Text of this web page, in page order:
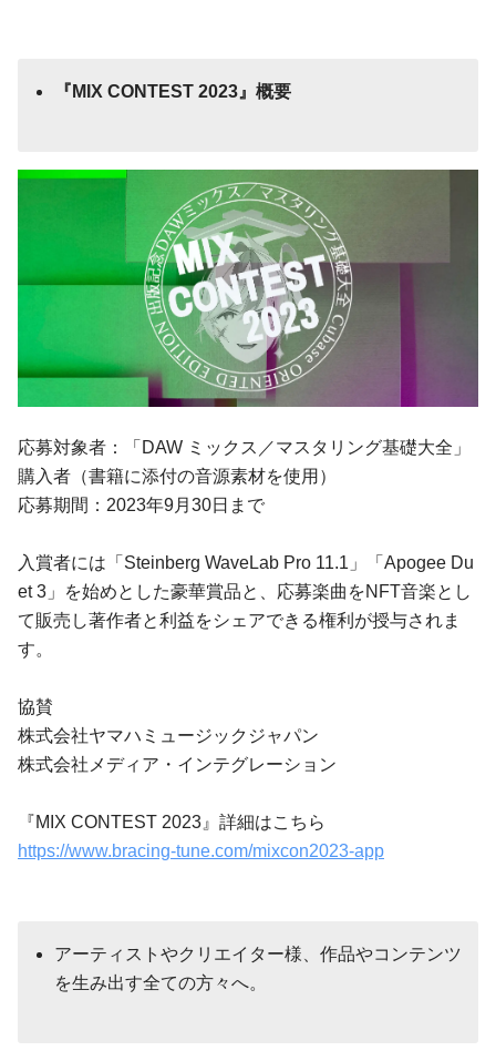
『MIX CONTEST 2023』概要
応募対象者：「DAW ミックス／マスタリング基礎大全」
購入者（書籍に添付の音源素材を使用）
応募期間：2023年9月30日まで
入賞者には「Steinberg WaveLab Pro 11.1」「Apogee Du
et 3」を始めとした豪華賞品と、応募楽曲をNFT音楽とし
て販売し著作者と利益をシェアできる権利が授与されま
す。
協賛
株式会社ヤマハミュージックジャパン
株式会社メディア・インテグレーション
『MIX CONTEST 2023』詳細はこちら
https://www.bracing-tune.com/mixcon2023-app
アーティストやクリエイター様、作品やコンテンツ
を生み出す全ての方々へ。